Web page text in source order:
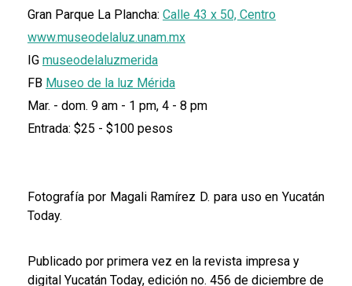
Gran Parque La Plancha: Calle 43 x 50, Centro
www.museodelaluz.unam.mx
IG museodelaluzmerida
FB Museo de la luz Mérida
Mar. - dom. 9 am - 1 pm, 4 - 8 pm
Entrada: $25 - $100 pesos
Fotografía por Magali Ramírez D. para uso en Yucatán
Today.
Publicado por primera vez en la revista impresa y
digital Yucatán Today, edición no. 456 de diciembre de